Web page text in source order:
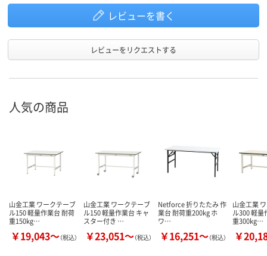
レビューを書く
レビューをリクエストする
人気の商品
山金工業 ワークテーブ
ル150 軽量作業台 耐荷
重150kg…
￥19,043～（税込）
山金工業 ワークテーブ
ル150 軽量作業台 キャ
スター付き …
￥23,051～（税込）
Netforce 折りたたみ 作
業台 耐荷重200kg ホ
ワ…
￥16,251～（税込）
山金工業
ル300 軽量
重300kg…
￥